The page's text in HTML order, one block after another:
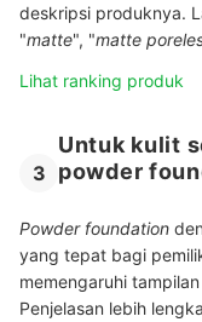
deskripsi produknya.
"matte", "matte
Lihat ranking produk
3
Untuk kulit
powder
Powder foundation
yang tepat bagi
memengaruhi
Penjelasan lebih